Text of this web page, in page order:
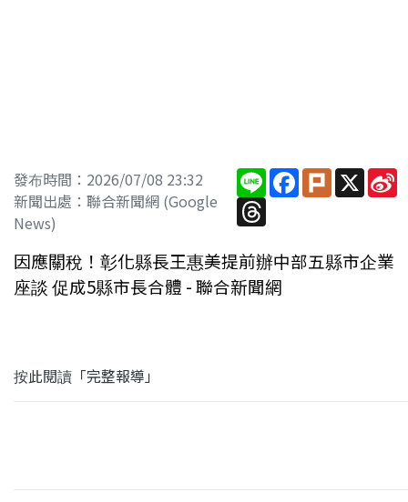
發布時間：2026/07/08 23:32
新聞出處：聯合新聞網 (Google
News)
LineFacebook
PlurkX
Threads
因應關稅！彰化縣長王惠美提前辦中部五縣市企業
座談 促成5縣市長合體 - 聯合新聞網
按此閱讀「完整報導」